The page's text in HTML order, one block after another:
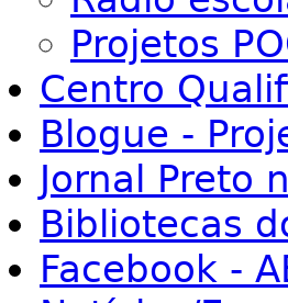
Projetos
Centro
Blogue -
Jornal Preto
Bibliotecas
Facebook -